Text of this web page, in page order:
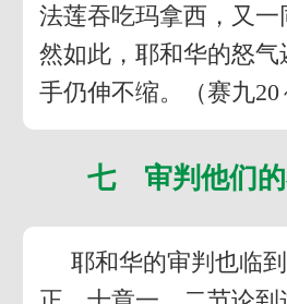
法莲吞吃玛拿西，又一
然如此，耶和华的怒气
手仍伸不缩。（赛九20
七 审判他们
耶和华的审判也临